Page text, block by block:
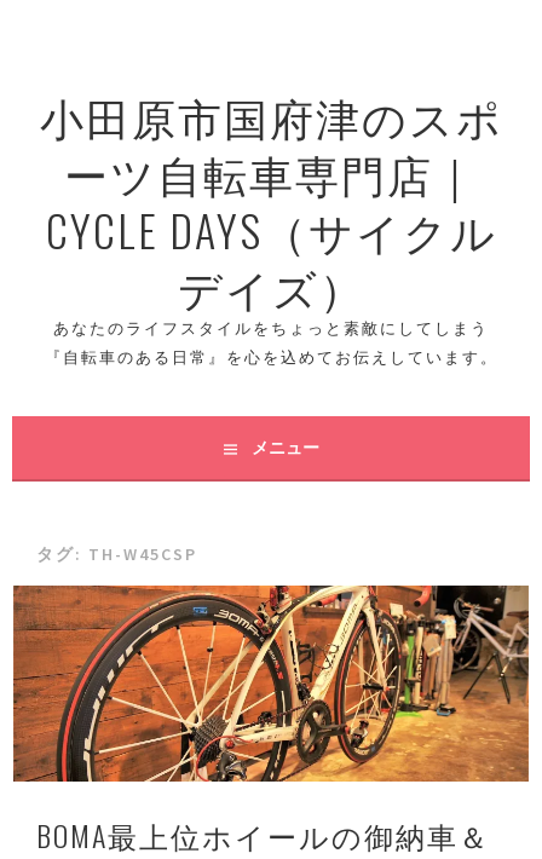
小田原市国府津のスポ
ーツ自転車専門店｜
CYCLE DAYS（サイクル
デイズ）
あなたのライフスタイルをちょっと素敵にしてしまう
『自転車のある日常』を心を込めてお伝えしています。
メニュー
タグ: TH-W45CSP
BOMA最上位ホイールの御納車＆